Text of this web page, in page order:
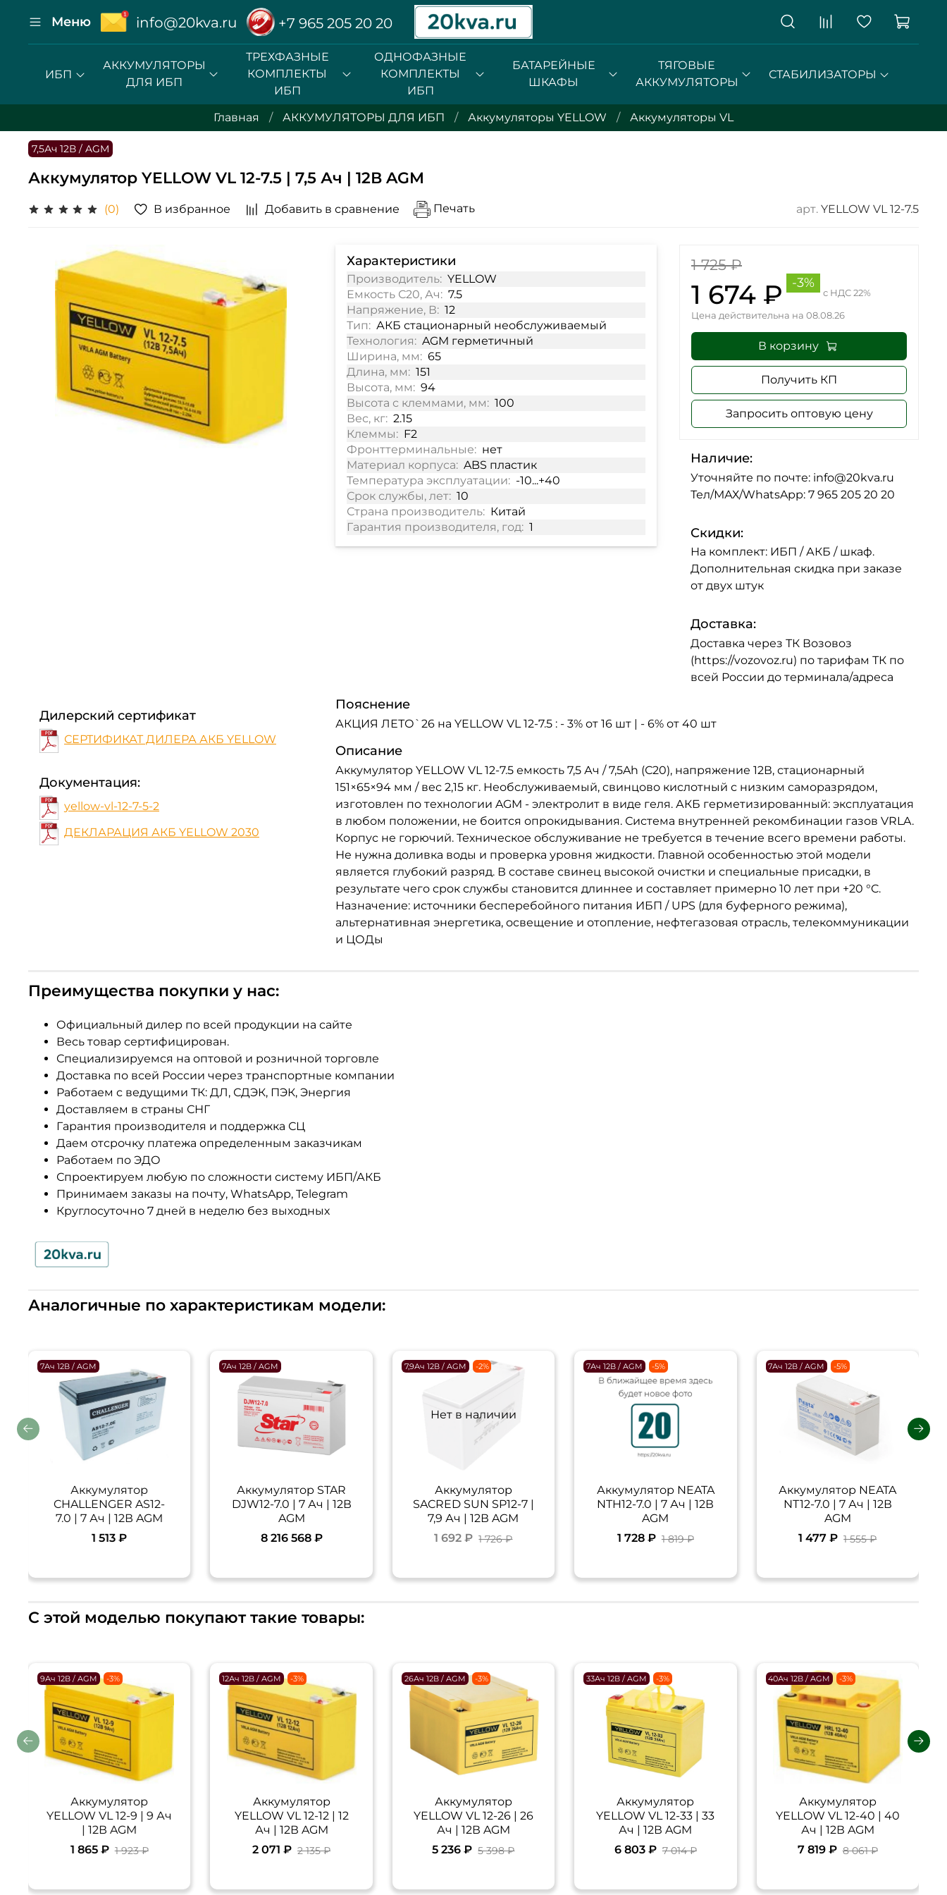
Меню info@20kva.ru +7 965 205 20 20
ИБП
АККУМУЛЯТОРЫ
ДЛЯ ИБП
ТРЕХФАЗНЫЕ
КОМПЛЕКТЫ
ИБП
ОДНОФАЗНЫЕ
КОМПЛЕКТЫ
ИБП
БАТАРЕЙНЫЕ
ШКАФЫ
ТЯГОВЫЕ
АККУМУЛЯТОРЫ
СТАБИЛИЗАТОРЫ
Главная АККУМУЛЯТОРЫ ДЛЯ ИБП Аккумуляторы YELLOW Аккумуляторы VL
7,5Ач 12В / AGM
Аккумулятор YELLOW VL 12-7.5 | 7,5 Ач | 12В AGM
(0) В избранное Добавить в сравнение Печать арт. YELLOW VL 12-7.5
Характеристики
Производитель: YELLOW
Емкость С20, Ач: 7.5
Напряжение, В: 12
Тип: АКБ стационарный необслуживаемый
Технология: AGM герметичный
Ширина, мм: 65
Длина, мм: 151
Высота, мм: 94
Высота с клеммами, мм: 100
Вес, кг: 2.15
Клеммы: F2
Фронттерминальные: нет
Материал корпуса: ABS пластик
Температура эксплуатации: -10...+40
Срок службы, лет: 10
Страна производитель: Китай
Гарантия производителя, год: 1
1 725 ₽
1 674 ₽
Цена действительна на 08.08.26
-3%
с НДС 22%
В корзину
Получить КП
Запросить оптовую цену
Наличие:
Уточняйте по почте: info@20kva.ru
Тел/МАХ/WhatsApp: 7 965 205 20 20
Скидки:
На комплект: ИБП / АКБ / шкаф.
Дополнительная скидка при заказе
от двух штук
Доставка:
Доставка через ТК Возовоз
(https://vozovoz.ru) по тарифам ТК по
всей России до терминала/адреса
Дилерский сертификат
СЕРТИФИКАТ ДИЛЕРА АКБ YELLOW
Документация:
yellow-vl-12-7-5-2
ДЕКЛАРАЦИЯ АКБ YELLOW 2030
Пояснение
АКЦИЯ ЛЕТО`26 на YELLOW VL 12-7.5 : - 3% от 16 шт | - 6% от 40 шт
Описание
Аккумулятор YELLOW VL 12-7.5 емкость 7,5 Ач / 7,5Ah (С20), напряжение 12В, стационарный
151×65×94 мм / вес 2,15 кг. Необслуживаемый, свинцово кислотный с низким саморазрядом,
изготовлен по технологии AGM - электролит в виде геля. АКБ герметизированный: эксплуатация
в любом положении, не боится опрокидывания. Система внутренней рекомбинации газов VRLA.
Корпус не горючий. Техническое обслуживание не требуется в течение всего времени работы.
Не нужна доливка воды и проверка уровня жидкости. Главной особенностью этой модели
является глубокий разряд. В составе свинец высокой очистки и специальные присадки, в
результате чего срок службы становится длиннее и составляет примерно 10 лет при +20 °C.
Назначение: источники бесперебойного питания ИБП / UPS (для буферного режима),
альтернативная энергетика, освещение и отопление, нефтегазовая отрасль, телекоммуникации
и ЦОДы
Преимущества покупки у нас:
Официальный дилер по всей продукции на сайте
Весь товар сертифицирован.
Специализируемся на оптовой и розничной торговле
Доставка по всей России через транспортные компании
Работаем с ведущими ТК: ДЛ, СДЭК, ПЭК, Энергия
Доставляем в страны СНГ
Гарантия производителя и поддержка СЦ
Даем отсрочку платежа определенным заказчикам
Работаем по ЭДО
Спроектируем любую по сложности систему ИБП/АКБ
Принимаем заказы на почту, WhatsApp, Telegram
Круглосуточно 7 дней в неделю без выходных
Аналогичные по характеристикам модели:
7Ач 12В / AGM
Аккумулятор
CHALLENGER AS12-
7.0 | 7 Ач | 12В AGM
1 513 ₽
7Ач 12В / AGM
Аккумулятор STAR
DJW12-7.0 | 7 Ач | 12В
AGM
8 216 568 ₽
Нет в наличии
7,9Ач 12В / AGM -2%
Аккумулятор
SACRED SUN SP12-7 |
7,9 Ач | 12В AGM
1 692 ₽ 1 726 ₽
7Ач 12В / AGM -5%
Аккумулятор NEATA
NTH12-7.0 | 7 Ач | 12В
AGM
1 728 ₽ 1 819 ₽
7Ач 12В / AGM -5%
Аккумулятор NEATA
NT12-7.0 | 7 Ач | 12В
AGM
1 477 ₽ 1 555 ₽
С этой моделью покупают такие товары:
9Ач 12В / AGM -3%
Аккумулятор
YELLOW VL 12-9 | 9 Ач
| 12В AGM
1 865 ₽ 1 923 ₽
12Ач 12В / AGM -3%
Аккумулятор
YELLOW VL 12-12 | 12
Ач | 12В AGM
2 071 ₽ 2 135 ₽
26Ач 12В / AGM -3%
Аккумулятор
YELLOW VL 12-26 | 26
Ач | 12В AGM
5 236 ₽ 5 398 ₽
33Ач 12В / AGM -3%
Аккумулятор
YELLOW VL 12-33 | 33
Ач | 12В AGM
6 803 ₽ 7 014 ₽
40Ач 12В / AGM -3%
Аккумулятор
YELLOW VL 12-40 | 40
Ач | 12В AGM
7 819 ₽ 8 061 ₽